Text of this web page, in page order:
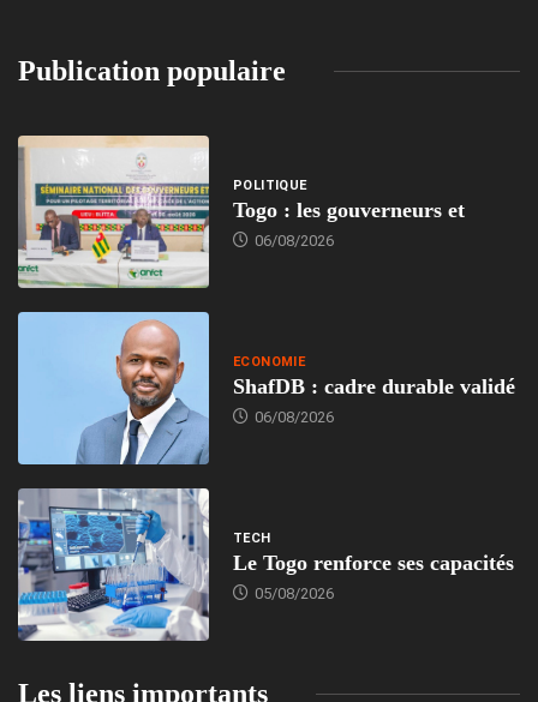
Publication populaire
POLITIQUE
Togo : les gouverneurs et
06/08/2026
ECONOMIE
ShafDB : cadre durable validé
06/08/2026
TECH
Le Togo renforce ses capacités
05/08/2026
Les liens importants